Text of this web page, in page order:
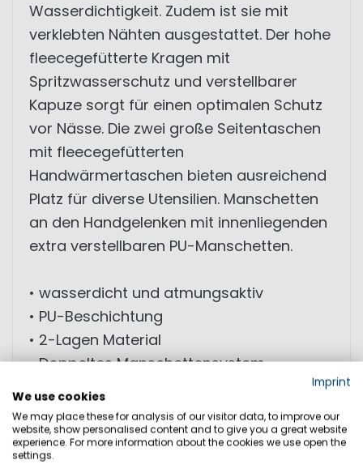
Wasserdichtigkeit. Zudem ist sie mit
verklebten Nähten ausgestattet. Der hohe
fleecegefütterte Kragen mit
Spritzwasserschutz und verstellbarer
Kapuze sorgt für einen optimalen Schutz
vor Nässe. Die zwei große Seitentaschen
mit fleecegefütterten
Handwärmertaschen bieten ausreichend
Platz für diverse Utensilien. Manschetten
an den Handgelenken mit innenliegenden
extra verstellbaren PU-Manschetten.
• wasserdicht und atmungsaktiv
• PU-Beschichtung
• 2-Lagen Material
• Doppeltes Manschettensystem
• extra hoher Offshorekragen
• 3M™ Reflektoren
TECHNISCHE EIGENSCHAFTEN: WP
Imprint
We use cookies
We may place these for analysis of our visitor data, to improve our
website, show personalised content and to give you a great website
experience. For more information about the cookies we use open the
settings.